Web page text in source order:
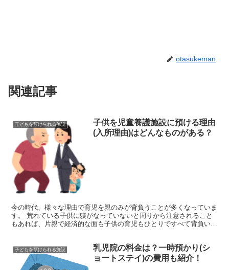
otasukeman
関連記事
子どもを預けられる施設
子供を児童養護施設に預ける理由
(入所理由)はどんなものがある？
今の時代、様々な理由で育児を親のみが背負うことが多くなっていま
す。 荒れている子供に躾がなっていないと周りから注意されること
もあれば、片親で経済的な面も子供の育児もひとりですべて背負い込
子どもを預けられる施設
乳児院の料金は？一時預かり(シ
ョートステイ)の費用も紹介！